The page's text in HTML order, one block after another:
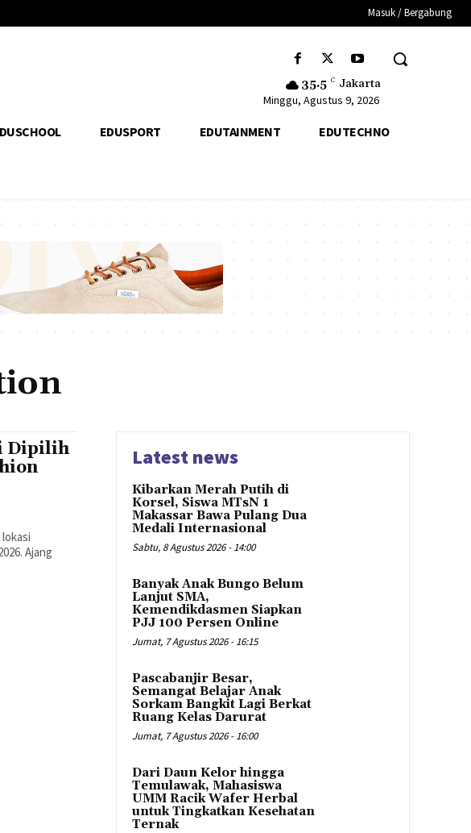
Masuk / Bergabung
35.5 C Jakarta
Minggu, Agustus 9, 2026
EDUSPORT EDUTAINMENT EDUTECHNO
Dipilih
Ajang
Latest news
Kibarkan Merah Putih di
Korsel, Siswa MTsN 1
Makassar Bawa Pulang Dua
Medali Internasional
Sabtu, 8 Agustus 2026 - 14:00
Banyak Anak Bungo Belum
Lanjut SMA,
Kemendikdasmen Siapkan
PJJ 100 Persen Online
Jumat, 7 Agustus 2026 - 16:15
Pascabanjir Besar,
Semangat Belajar Anak
Sorkam Bangkit Lagi Berkat
Ruang Kelas Darurat
Jumat, 7 Agustus 2026 - 16:00
Dari Daun Kelor hingga
Temulawak, Mahasiswa
UMM Racik Wafer Herbal
untuk Tingkatkan Kesehatan
Ternak